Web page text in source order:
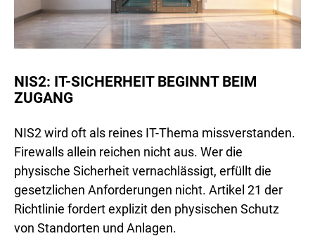
NIS2: IT-SICHERHEIT BEGINNT BEIM
ZUGANG
NIS2 wird oft als reines IT-Thema missverstanden.
Firewalls allein reichen nicht aus. Wer die
physische Sicherheit vernachlässigt, erfüllt die
gesetzlichen Anforderungen nicht. Artikel 21 der
Richtlinie fordert explizit den physischen Schutz
von Standorten und Anlagen.